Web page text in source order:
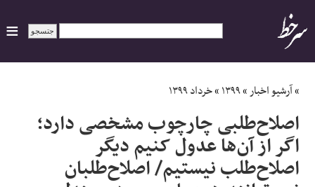
ایران
سیاسی
اقتصاد
»آرشیو اخبار»۱۳۹۹»خرداد ۱۳۹۹
اصلاح‌طلبی چارچوب مشخصی دارد؛
اگر از آن‌ها عدول کنیم دیگر
اصلاح‌طلب نیستیم/ اصلاح‌طلبان